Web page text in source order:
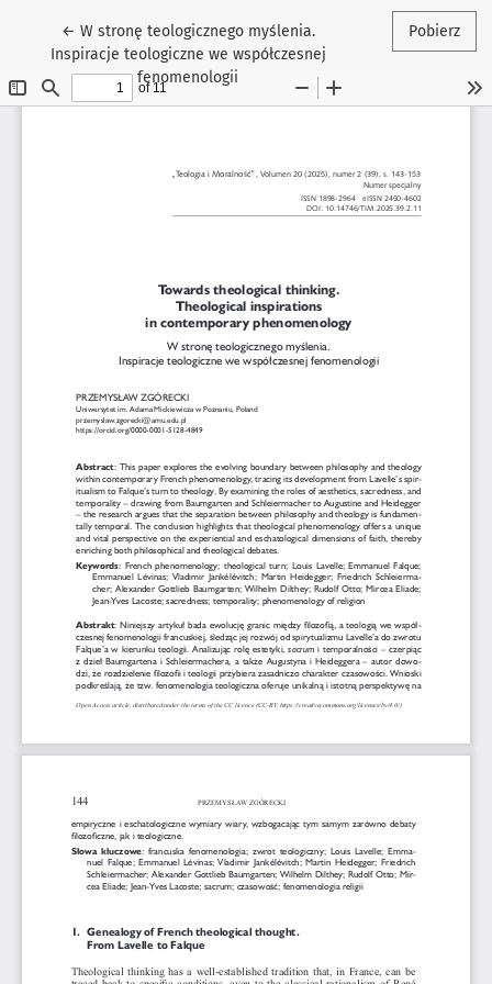
← Wróć do szczegółów artykułu
W stronę teologicznego myślenia.
Inspiracje teologiczne we współczesnej
fenomenologii
Pobierz